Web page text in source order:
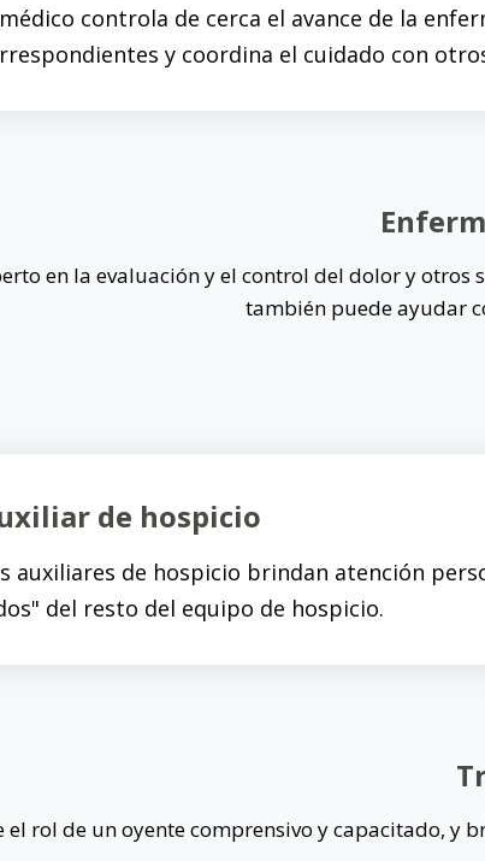
controla de cerca el avance de la
y coordina el cuidado con
en la evaluación y el control del dolor y otros
también puede ayudar
de hospicio
auxiliares de hospicio brindan atención
del resto del equipo de hospicio.
rol de un oyente comprensivo y capacitado, y